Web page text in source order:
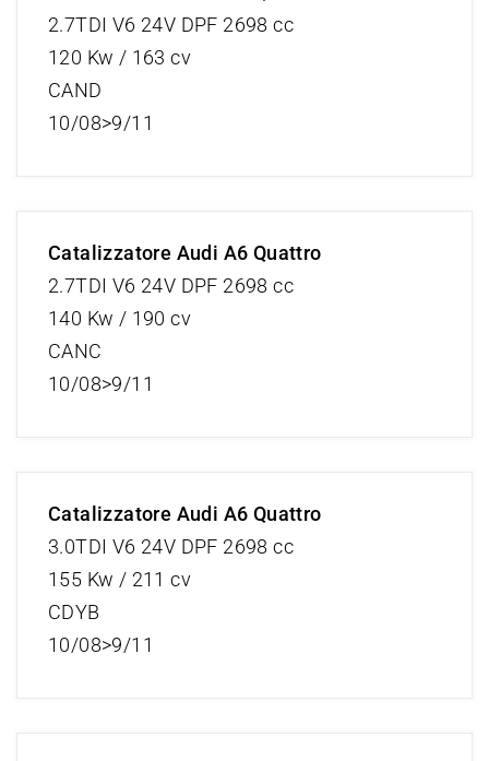
2.7TDI V6 24V DPF 2698 cc
120 Kw / 163 cv
CAND
10/08>9/11
Catalizzatore Audi A6 Quattro
2.7TDI V6 24V DPF 2698 cc
140 Kw / 190 cv
CANC
10/08>9/11
Catalizzatore Audi A6 Quattro
3.0TDI V6 24V DPF 2698 cc
155 Kw / 211 cv
CDYB
10/08>9/11